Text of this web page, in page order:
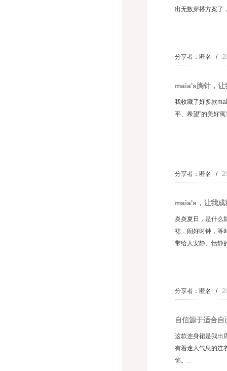
出无数穿搭方案了
分享者：匿名 /
maia's胸针，让
我收藏了好多款
平、希望”的美好
分享者：匿名 /
maia's，让我成
炎炎夏日，是什么
裙，闹好时钟，等
带给人安静、恬静
分享者：匿名 /
自信源于适合自
这款连身裙是我出
有着迷人气息的连
饰。...